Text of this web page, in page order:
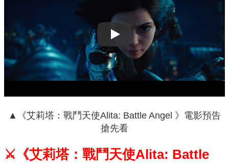
Play
▲《艾莉塔：戰鬥天使Alita: Battle Angel 》電影預告
搶先看
⚔《艾莉塔：戰鬥天使Alita: Battle